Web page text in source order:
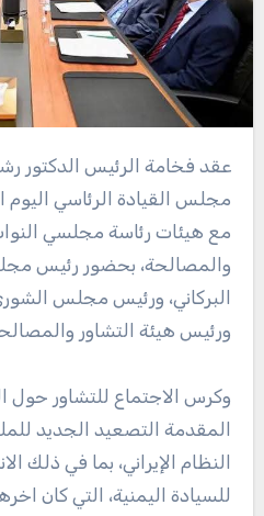
عقد فخامة الرئيس الدكتور رشاد محمد العليمي رئيس
مجلس القيادة الرئاسي اليوم
مع هيئات رئاسة مجلسي
والمصالحة، بحضور رئيس
البركاني، ورئيس مجلس
ورئيس هيئة التشاور
وكرس الاجتماع للتشاور حول
المقدمة التصعيد الجديد
النظام الإيراني، بما في ذلك
للسيادة اليمنية، التي كان